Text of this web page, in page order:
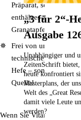
Präparat, sondern um
enthält es zusätzlich
Granatapfelextrakt
Frei von
technischen
Hefe – sondern
Quelle!
Wenn Sie Vitamin C über
„3 für 2“-
Ausgabe
Unabhängiger und
ZeitenSchrift
heute konfrontiert
Masterplans, der
Welt des „Great
damit viele Leute
werden?